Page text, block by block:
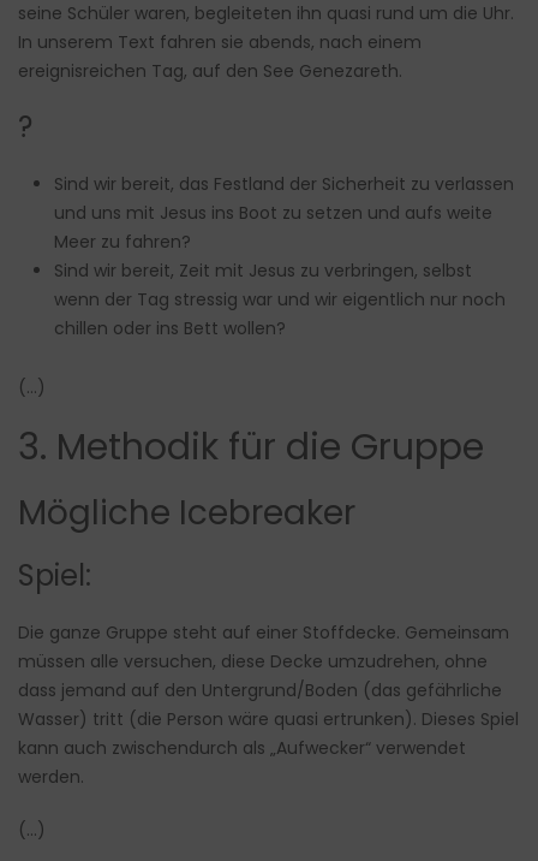
seine Schüler waren, begleiteten ihn quasi rund um die Uhr.
In unserem Text fahren sie abends, nach einem
ereignisreichen Tag, auf den See Genezareth.
?
Sind wir bereit, das Festland der Sicherheit zu verlassen
und uns mit Jesus ins Boot zu setzen und aufs weite
Meer zu fahren?
Sind wir bereit, Zeit mit Jesus zu verbringen, selbst
wenn der Tag stressig war und wir eigentlich nur noch
chillen oder ins Bett wollen?
(…)
3. Methodik für die Gruppe
Mögliche Icebreaker
Spiel:
Die ganze Gruppe steht auf einer Stoffdecke. Gemeinsam
müssen alle versuchen, diese Decke umzudrehen, ohne
dass jemand auf den Untergrund/Boden (das gefährliche
Wasser) tritt (die Person wäre quasi ertrunken). Dieses Spiel
kann auch zwischendurch als „Aufwecker“ verwendet
werden.
(…)